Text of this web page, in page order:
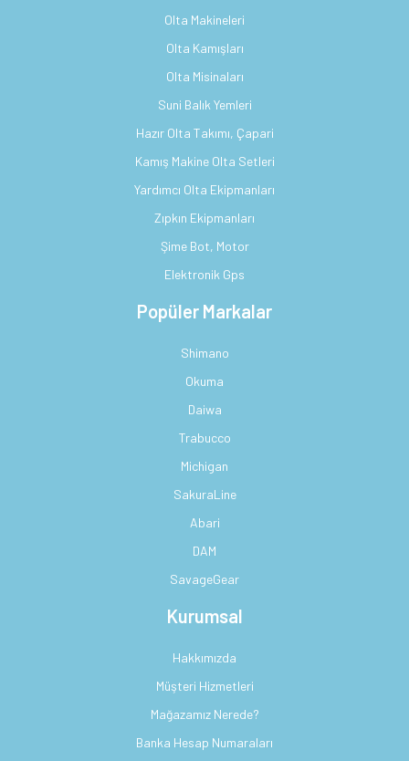
Olta Makineleri
Olta Kamışları
Olta Misinaları
Suni Balık Yemleri
Hazır Olta Takımı, Çapari
Kamış Makine Olta Setleri
Yardımcı Olta Ekipmanları
Zıpkın Ekipmanları
Şime Bot, Motor
Elektronik Gps
Popüler Markalar
Shimano
Okuma
Daiwa
Trabucco
Michigan
SakuraLine
Abari
DAM
SavageGear
Kurumsal
Hakkımızda
Müşteri Hizmetleri
Mağazamız Nerede?
Banka Hesap Numaraları